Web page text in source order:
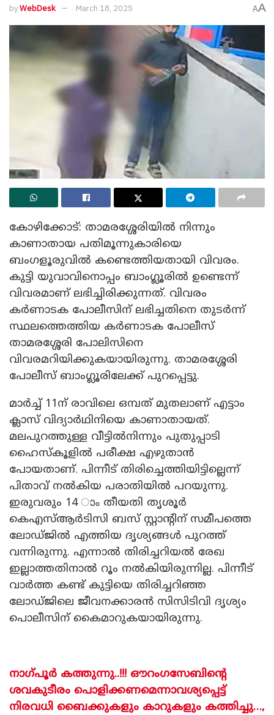
byWebDesk March 18, 2025 AA
കോഴിക്കോട്: താമരശ്ശേരിയിൽ നിന്നും
കാണാതായ പതിമൂന്നുകാരിയെ
ബംഗളൂരുവിൽ കണ്ടെത്തിയതായി വിവരം.
കുട്ടി യുവാവിനൊപ്പം ബാംഗ്ലൂരിൽ ഉണ്ടെന്ന്
വിവരമാണ് ലഭിച്ചിരിക്കുന്നത്. വിവരം
കർണാടക പോലീസിന് ലഭിച്ചതിനെ തുടർന്ന്
സ്ഥലത്തെത്തിയ കർണാടക പോലീസ്
താമരശ്ശേരി പോലിസിനെ
വിവരമറിയിക്കുകയായിരുന്നു. താമരശ്ശേരി
പോലീസ് ബാംഗ്ലൂരിലേക്ക് പുറപ്പെട്ടു.
മാർച്ച് 11ന് രാവിലെ ഒമ്പത് മുതലാണ് എട്ടാം
ക്ലാസ് വിദ്യാർഥിനിയെ കാണാതായത്.
മലപുറത്തുള്ള വീട്ടിൽനിന്നും പുതുപ്പാടി
ഹൈസ്കൂളിൽ പരീക്ഷ എഴുതാൻ
പോയതാണ്. പിന്നീട് തിരിച്ചെത്തിയിട്ടില്ലെന്ന്
പിതാവ് നൽകിയ പരാതിയിൽ പറയുന്നു.
ഇരുവരും 14 ാം തീയതി തൃശൂർ
കെഎസ്ആർടിസി ബസ് സ്റ്റാന്റിന് സമീപത്തെ
ലോഡ്ജിൽ എത്തിയ ദൃശ്യങ്ങൾ പുറത്ത്
വന്നിരുന്നു. എന്നാൽ തിരിച്ചറിയൽ രേഖ
ഇല്ലാത്തതിനാൽ റൂം നൽകിയിരുന്നില്ല. പിന്നീട്
വാർത്ത കണ്ട് കുട്ടിയെ തിരിച്ചറിഞ്ഞ
ലോഡ്ജിലെ ജീവനക്കാരൻ സിസിടിവി ദൃശ്യം
പൊലീസിന് കൈമാറുകയായിരുന്നു.
നാഗ്പൂർ കത്തുന്നു..!!! ഔറംഗസേബിൻ്റെ
ശവകുടീരം പൊളിക്കണമെന്നാവശ്യപ്പെട്ട്
നിരവധി ബൈക്കുകളും കാറുകളും കത്തിച്ചു…,